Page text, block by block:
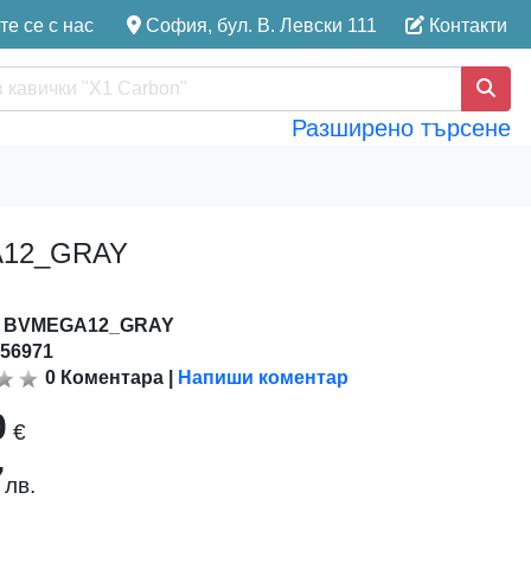
се с нас София, бул. В. Левски 111 Контакти
Разширено търсене
BVMEGA12_GRAY
0 Коментара Напиши коментар
€
лв.